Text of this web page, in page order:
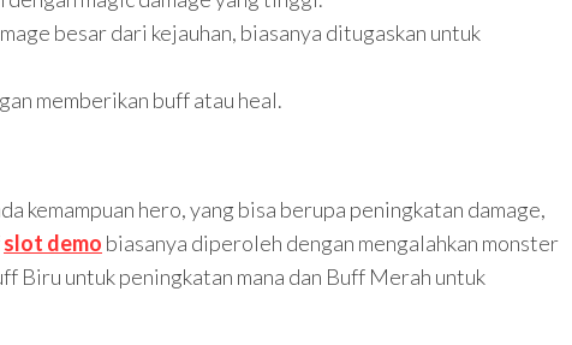
besar dari kejauhan, biasanya ditugaskan untuk
memberikan buff atau heal.
kemampuan hero, yang bisa berupa peningkatan damage,
slot demo biasanya diperoleh dengan mengalahkan monster
Biru untuk peningkatan mana dan Buff Merah untuk